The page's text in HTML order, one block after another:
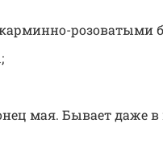
розоватыми
мая. Бывает даже